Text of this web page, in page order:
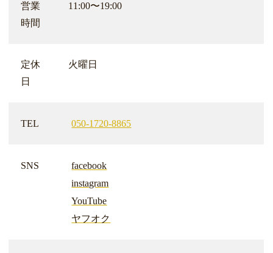
営業
時間
11:00〜19:00
定休
日
火曜日
TEL 050-1720-8865
SNS
facebook
instagram
YouTube
ヤフオク